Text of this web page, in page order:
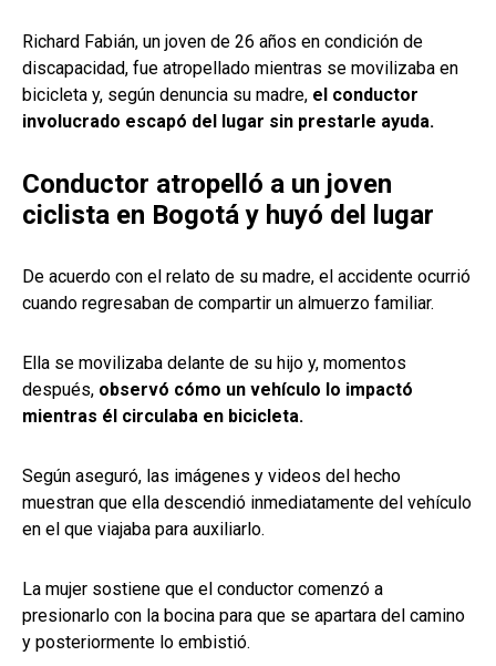
Richard Fabián, un joven de 26 años en condición de
discapacidad, fue atropellado mientras se movilizaba en
bicicleta y, según denuncia su madre, el conductor
involucrado escapó del lugar sin prestarle ayuda.
Conductor atropelló a un joven
ciclista en Bogotá y huyó del lugar
De acuerdo con el relato de su madre, el accidente ocurrió
cuando regresaban de compartir un almuerzo familiar.
Ella se movilizaba delante de su hijo y, momentos
después, observó cómo un vehículo lo impactó
mientras él circulaba en bicicleta.
Según aseguró, las imágenes y videos del hecho
muestran que ella descendió inmediatamente del vehículo
en el que viajaba para auxiliarlo.
La mujer sostiene que el conductor comenzó a
presionarlo con la bocina para que se apartara del camino
y posteriormente lo embistió.